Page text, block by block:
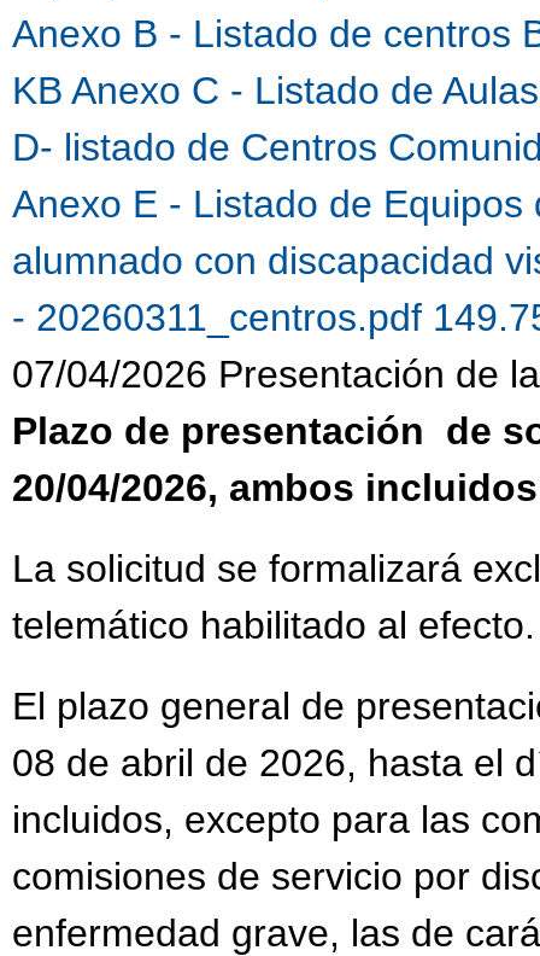
Anexo B - Listado de centros
KB Anexo C - Listado de
D- listado de Centros
Anexo E - Listado de
alumnado con discapacidad
- 20260311_centros.pdf
07/04/2026 Presentación de
Plazo de presentación de
20/04/2026, ambos incluidos
La solicitud se formalizará
telemático habilitado al efecto.
El plazo general de
08 de abril de 2026, hasta el
incluidos, excepto para las
comisiones de servicio por
enfermedad grave, las de